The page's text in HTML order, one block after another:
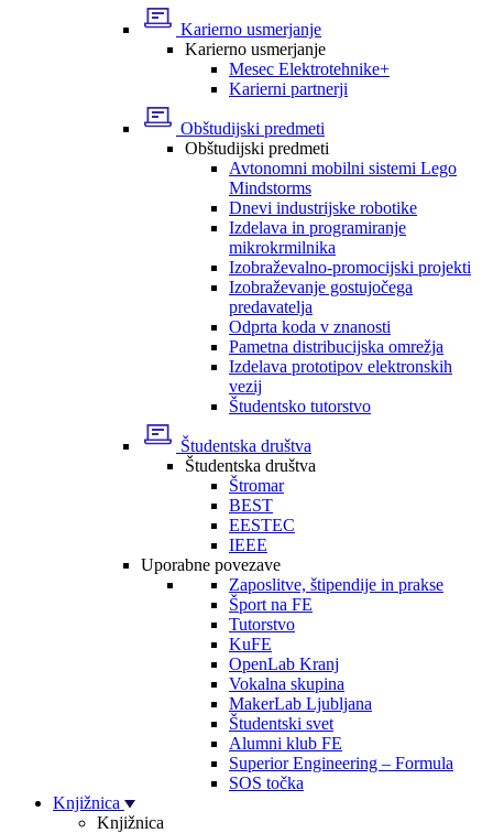
Karierno usmerjanje
Karierno usmerjanje
Mesec Elektrotehnike+
Karierni partnerji
Obštudijski predmeti
Obštudijski predmeti
Avtonomni mobilni sistemi Lego
Mindstorms
Dnevi industrijske robotike
Izdelava in programiranje
mikrokrmilnika
Izobraževalno-promocijski projekti
Izobraževanje gostujočega
predavatelja
Odprta koda v znanosti
Pametna distribucijska omrežja
Izdelava prototipov elektronskih
vezij
Študentsko tutorstvo
Študentska društva
Študentska društva
Štromar
BEST
EESTEC
IEEE
Uporabne povezave
Zaposlitve, štipendije in prakse
Šport na FE
Tutorstvo
KuFE
OpenLab Kranj
Vokalna skupina
MakerLab Ljubljana
Študentski svet
Alumni klub FE
Superior Engineering – Formula
SOS točka
Knjižnica
Knjižnica